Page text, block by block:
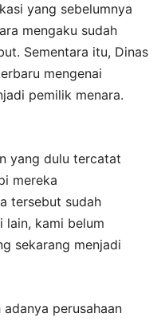
yang sebelumnya
mengaku sudah
Sementara itu, Dinas
mengenai
pemilik menara.
yang dulu tercatat
mereka
tersebut sudah
lain, kami belum
sekarang menjadi
perusahaan